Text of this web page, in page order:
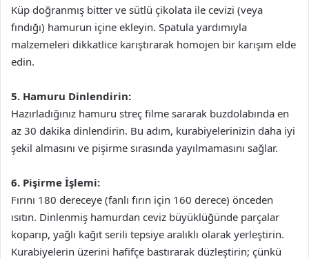
Küp doğranmış bitter ve sütlü çikolata ile cevizi (veya
fındığı) hamurun içine ekleyin. Spatula yardımıyla
malzemeleri dikkatlice karıştırarak homojen bir karışım elde
edin.
5. Hamuru Dinlendirin:
Hazırladığınız hamuru streç filme sararak buzdolabında en
az 30 dakika dinlendirin. Bu adım, kurabiyelerinizin daha iyi
şekil almasını ve pişirme sırasında yayılmamasını sağlar.
6. Pişirme İşlemi:
Fırını 180 dereceye (fanlı fırın için 160 derece) önceden
ısıtın. Dinlenmiş hamurdan ceviz büyüklüğünde parçalar
koparıp, yağlı kağıt serili tepsiye aralıklı olarak yerleştirin.
Kurabiyelerin üzerini hafifçe bastırarak düzleştirin; çünkü